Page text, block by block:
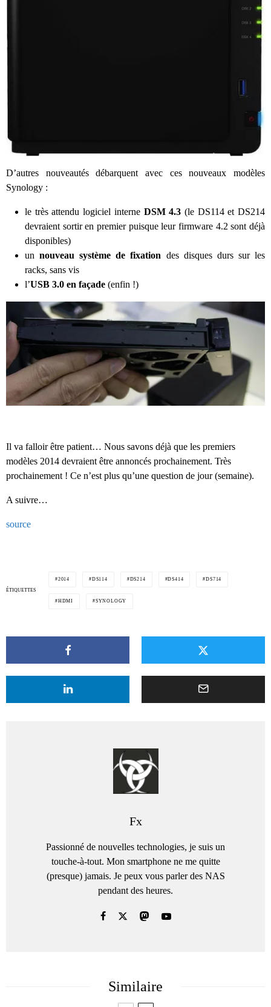
D’autres nouveautés débarquent avec ces nouveaux modèles
Synology :
le très attendu logiciel interne DSM 4.3 (le DS114 et DS214
devraient sortir en premier puisque leur firmware 4.2 sont déjà
disponibles)
unnouveau système de fixation des disques durs sur les
racks, sans vis
l’USB 3.0 en façade (enfin !)
Il va falloir être patient… Nous savons déjà que les premiers
modèles 2014 devraient être annoncés prochainement. Très
prochainement ! Ce n’est plus qu’une question de jour (semaine).
A suivre…
source
ÉTIQUETTES
2014 DS114 DS214 DS414 DS714
HDMI SYNOLOGY
Fx
Passionné de nouvelles technologies, je suis un
touche-à-tout. Mon smartphone ne me quitte
(presque) jamais. Je peux vous parler des NAS
pendant des heures.
Similaire